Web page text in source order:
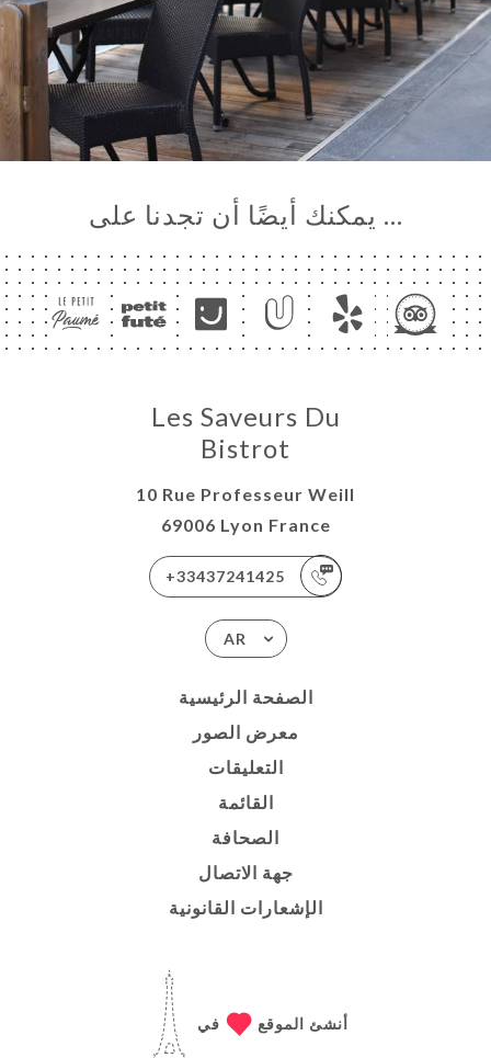
… يمكنك أيضًا أن تجدنا على
Les Saveurs Du
Bistrot
10 Rue Professeur Weill
69006 Lyon France
+33437241425
AR
الصفحة الرئيسية
معرض الصور
التعليقات
القائمة
الصحافة
جهة الاتصال
الإشعارات القانونية
أنشئ الموقع في